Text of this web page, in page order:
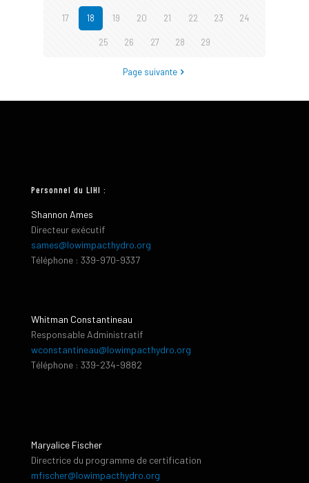
17 18 19 20 21 22 23 24
25 26 27 28 29
Page suivante
Personnel du LIHI :
Shannon Ames
Directeur exécutif
sames@lowimpacthydro.org
Téléphone : 339-970-9337
Whitman Constantineau
Responsable Administratif
wconstantineau@lowimpacthydro.org
Téléphone : 339-234-9882
Maryalice Fischer
Directrice du programme de certification
mfischer@lowimpacthydro.org